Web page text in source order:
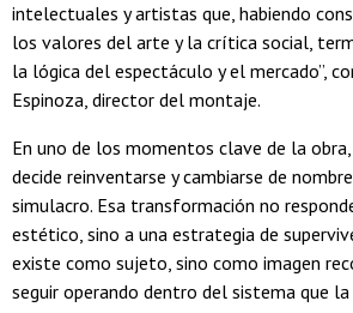
intelectuales y artistas que, habiendo
los valores del arte y la crítica social,
la lógica del espectáculo y el mercado”,
Espinoza, director del montaje.
En uno de los momentos clave de la
decide reinventarse y cambiarse de
simulacro. Esa transformación no
estético, sino a una estrategia de
existe como sujeto, sino como imagen
seguir operando dentro del sistema que